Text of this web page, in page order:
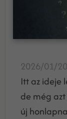
2026/01/20
Itt az ideje
de még
új